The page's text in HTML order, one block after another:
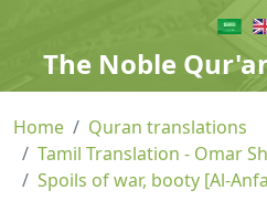
The Noble
Home
Quran translations
Tamil Translation - Omar
Spoils of war, booty [Al-